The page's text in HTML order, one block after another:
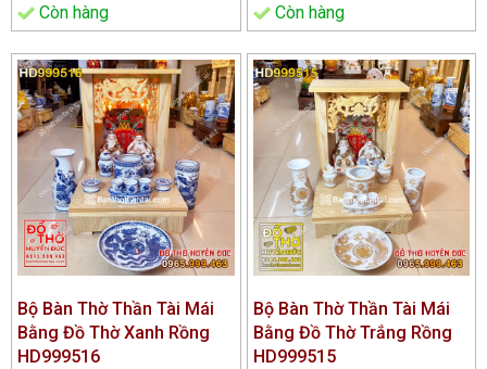
Còn hàng
Còn hàng
Bộ Bàn Thờ Thần Tài Mái
Bằng Đồ Thờ Xanh Rồng
HD999516
Bộ Bàn Thờ Thần Tài Mái
Bằng Đồ Thờ Trắng Rồng
HD999515